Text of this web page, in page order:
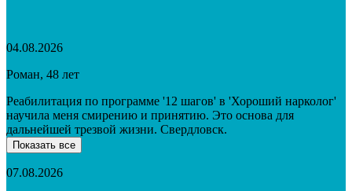
04.08.2026
Роман, 48 лет
Реабилитация по программе '12 шагов' в 'Хороший нарколог'
научила меня смирению и принятию. Это основа для
дальнейшей трезвой жизни. Свердловск.
Показать все
07.08.2026